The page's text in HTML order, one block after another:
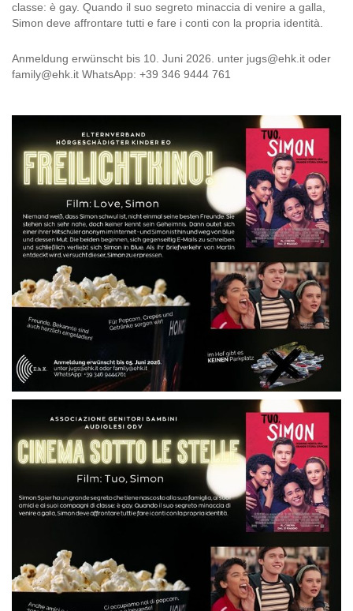
classe: è gay. Quando il suo segreto minaccia di venire a galla,
Simon deve affrontare tutti e fare i conti con la propria identità.
Anmeldung erwünscht bis 10. Juni 2026. unter jugs@ehk.it oder
family@ehk.it WhatsApp: +39 346 9444 761